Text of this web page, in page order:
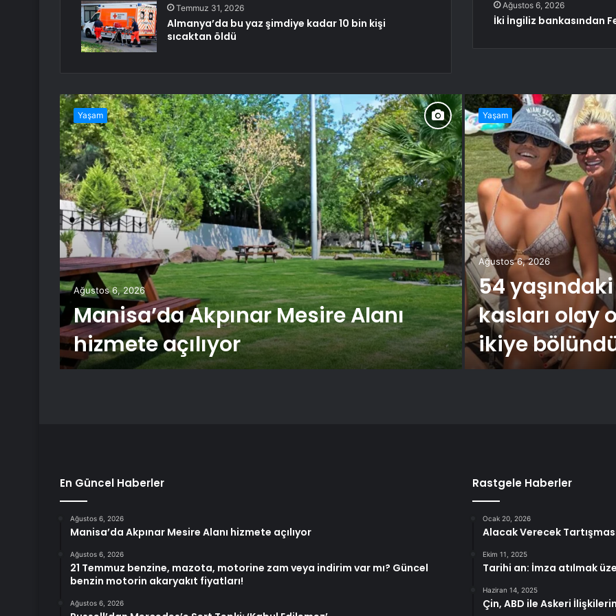
Temmuz 31, 2026
Almanya’da bu yaz şimdiye kadar 10 bin kişi
sıcaktan öldü
Ağustos 6, 2026
İki İngiliz bankasından
Yaşam
Ağustos 6, 2026
Manisa’da Akpınar Mesire Alanı
hizmete açılıyor
Yaşam
Ağustos 6, 2026
54 yaşındaki
kasları olay
ikiye
En Güncel Haberler
Ağustos 6, 2026
Manisa’da Akpınar Mesire Alanı hizmete açılıyor
Ağustos 6, 2026
21 Temmuz benzine, mazota, motorine zam veya indirim var mı? Güncel
benzin motorin akaryakıt fiyatları!
Ağustos 6, 2026
Rastgele Haberler
Ocak 20, 2026
Alacak Verecek
Ekim 11, 2025
Tarihi an: İmza atılmak
Haziran 14, 2025
Çin, ABD ile Askeri